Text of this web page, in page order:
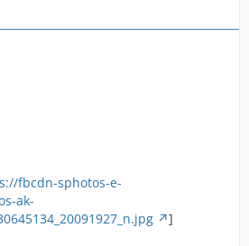
fbcdn-sphotos-e-
ak-
]